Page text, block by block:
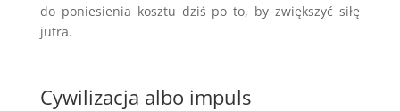
do poniesienia kosztu dziś po to, by zwiększyć siłę
jutra.
Cywilizacja albo impuls